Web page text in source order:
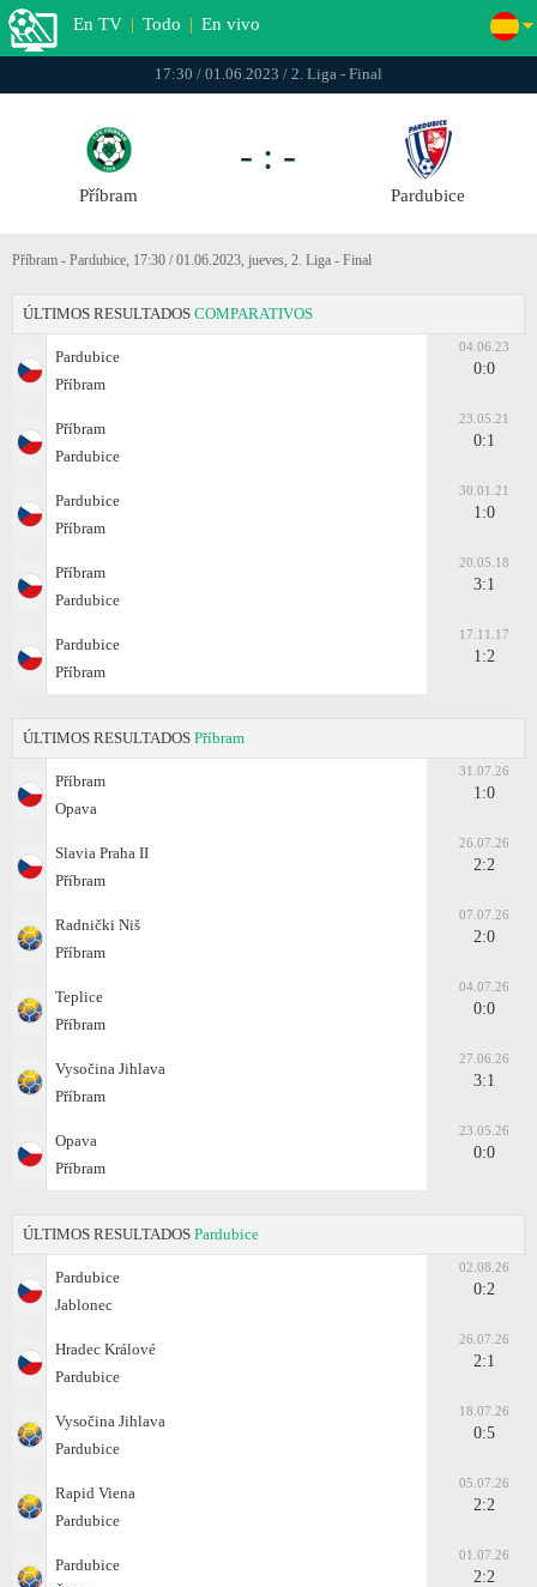
En TV | Todo | En vivo
17:30 / 01.06.2023 / 2. Liga - Final
Příbram
- : -
Pardubice
Příbram - Pardubice, 17:30 / 01.06.2023, jueves, 2. Liga - Final
ÚLTIMOS RESULTADOS COMPARATIVOS
Pardubice
Příbram
04.06.23
0:0
Příbram
Pardubice
23.05.21
0:1
Pardubice
Příbram
30.01.21
1:0
Příbram
Pardubice
20.05.18
3:1
Pardubice
Příbram
17.11.17
1:2
ÚLTIMOS RESULTADOS Příbram
Příbram
Opava
31.07.26
1:0
Slavia Praha II
Příbram
26.07.26
2:2
Radnički Niš
Příbram
07.07.26
2:0
Teplice
Příbram
04.07.26
0:0
Vysočina Jihlava
Příbram
27.06.26
3:1
Opava
Příbram
23.05.26
0:0
ÚLTIMOS RESULTADOS Pardubice
Pardubice
Jablonec
02.08.26
0:2
Hradec Králové
Pardubice
26.07.26
2:1
Vysočina Jihlava
Pardubice
18.07.26
0:5
Rapid Viena
Pardubice
05.07.26
2:2
Pardubice
01.07.26
2:2